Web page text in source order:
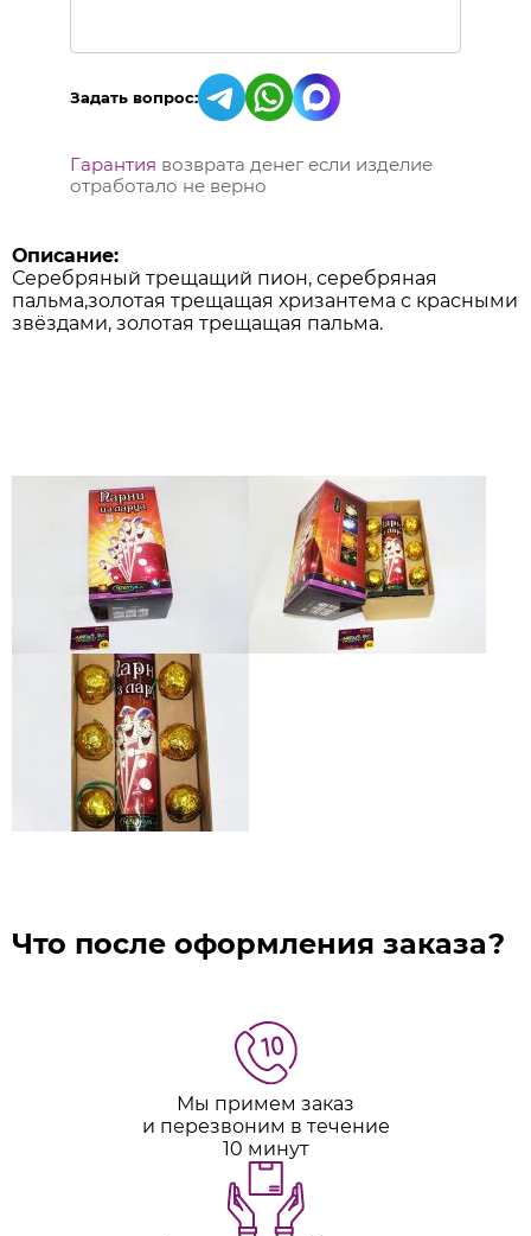
Задать вопрос:
Гарантия возврата денег если изделие
отработало не верно
Описание:
Серебряный трещащий пион, серебряная
пальма,золотая трещащая хризантема с красными
звёздами, золотая трещащая пальма.
Что после оформления заказа?
Мы примем заказ
и перезвоним в течение
10 минут